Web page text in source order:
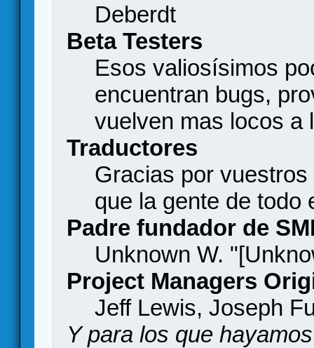
Deberdt
Beta Testers
Esos valiosísimos
encuentran bugs,
vuelven mas locos a
Traductores
Gracias por
que la gente de todo
Padre fundador de
Unknown W.
Project Managers
Jeff Lewis, Joseph
Y para los que